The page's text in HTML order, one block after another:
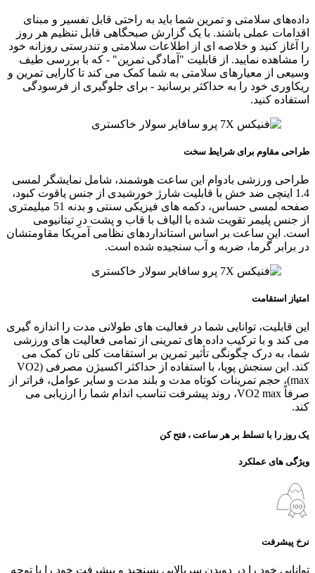
داده‌های سلامتی و تمرین شما باید به راحتی قابل تفسیر و مبنای
اقدامات عملی باشند. با یک گزارش صبحگاهی قابل تنظیم هر روز
را آغاز کنید و خلاصه‌ ای از اطلاعات سلامتی و تندرستی روزانه خود
را مشاهده نمایید. از قابلیت "آمادگی تمرین" - که با بررسی طیف
وسیعی از معیارهای سلامتی به شما کمک می‌ کند تا کارایی تمرین و
ریکاوری خود را به حداکثر برسانید - برای جلوگیری از فرسودگی
استفاده کنید.
طراحی مقاوم برای شرایط سخت
طراحی ورزشی بادوام این ساعت هوشمند، شامل نمایشگر لمسی
1.4 اینچی ضد خش با قابلیت شارژ خورشیدی از جنس یاقوت کبود،
صفحه لمسی حساس، دکمه های فیزیکی سنتی و بدنه 51 میلیمتری
از جنس پلیمر تقویت شده با الیاف با قاب و پشت درِ تیتانیومی
است. این ساعت بر اساس استانداردهای نظامی آمریکا مقاومتشان
در برابر گرما، ضربه و آب سنجیده شده است.
امتیاز استقامت
این قابلیت، توانایی شما در فعالیت‌ های طولانی‌ مدت را اندازه‌ گیری
می‌ کند و با ترکیب داده‌ های تمرینی از تمامی فعالیت‌ های ورزشی
شما، به درک چگونگی تأثیر تمرین بر استقامت کلی‌ تان کمک می‌
کند. این سنجش پویا، با استفاده از حداکثر اکسیژن مصرفی (VO2
max)، حجم تمرینات کوتاه‌ مدت و بلند مدت و سایر عوامل، فراتر از
صرفاً VO2 max، روند پیشرفت تناسب اندام شما را ارزیابی می‌
کند.
یک روز را با تسلط بر هر ساعت ، فتح کن
ویژگی های عملکرد
نرخ پیشرفت
توانایی خود را در دویدن سربالایی بسنجید و پیشرفت خود را با توجه